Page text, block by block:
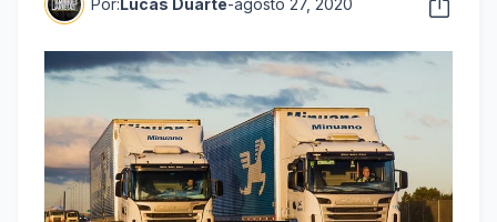
Por:Lucas Duarte-agosto 27, 2020